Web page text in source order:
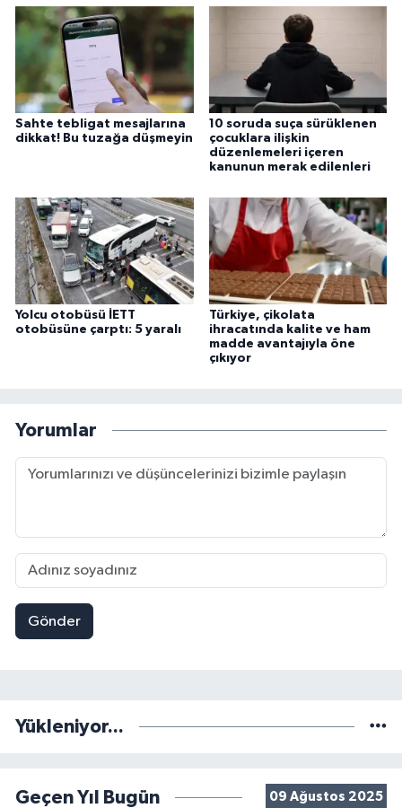
Sahte tebligat mesajlarına
dikkat! Bu tuzağa düşmeyin
10 soruda suça sürüklenen
çocuklara ilişkin
düzenlemeleri içeren
kanunun merak edilenleri
Yolcu otobüsü İETT
otobüsüne çarptı: 5 yaralı
Türkiye, çikolata
ihracatında kalite ve ham
madde avantajıyla öne
çıkıyor
Yorumlar
Gönder
Yükleniyor...
Geçen Yıl Bugün 09 Ağustos 2025